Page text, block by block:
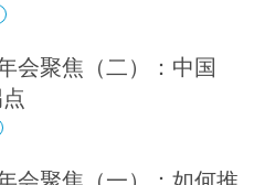
的重要性与发展潜力。他认为，发
部分温室气体。这些温室气体将会
裕的工业化国家需要为南方国家的
会聚焦（二）：中国